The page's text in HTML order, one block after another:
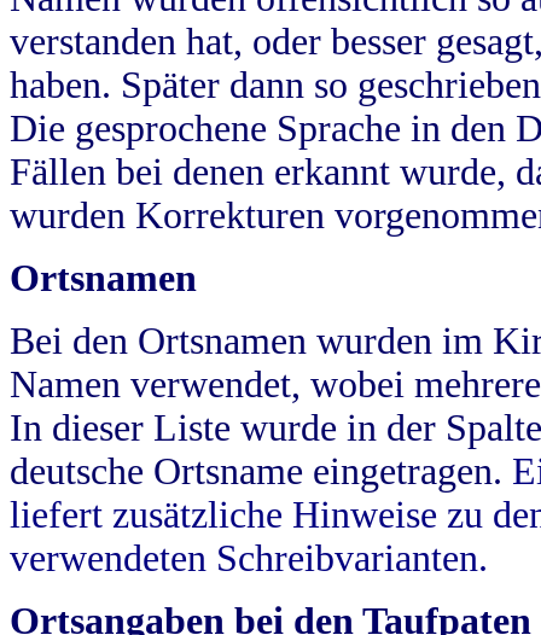
verstanden hat, oder besser
haben. Später dann so
Die gesprochene Sprache in
Fällen bei denen erkannt wurde,
wurden Korrekturen
Ortsnamen
Bei den Ortsnamen wurden im
Namen verwendet, wobei
In dieser Liste wurde in der
deutsche Ortsname eingetragen.
liefert zusätzliche Hinweise zu
verwendeten Schreibvarianten.
Ortsangaben bei den Taufpaten